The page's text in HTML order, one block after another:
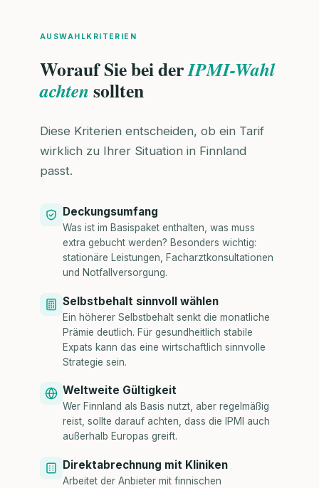
AUSWAHLKRITERIEN
Worauf Sie bei derIPMI-Wahl
achtensollten
Diese Kriterien entscheiden, ob ein Tarif
wirklich zu Ihrer Situation in Finnland
passt.
Deckungsumfang
Was ist im Basispaket enthalten, was muss
extra gebucht werden? Besonders wichtig:
stationäre Leistungen, Facharztkonsultationen
und Notfallversorgung.
Selbstbehalt sinnvoll wählen
Ein höherer Selbstbehalt senkt die monatliche
Prämie deutlich. Für gesundheitlich stabile
Expats kann das eine wirtschaftlich sinnvolle
Strategie sein.
Weltweite Gültigkeit
Wer Finnland als Basis nutzt, aber regelmäßig
reist, sollte darauf achten, dass die IPMI auch
außerhalb Europas greift.
Direktabrechnung mit Kliniken
Arbeitet der Anbieter mit finnischen